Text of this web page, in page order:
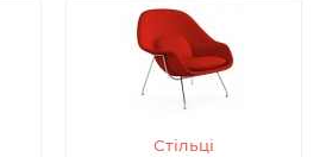
наведено в каталозі онлайн.
високою якістю та
будуть правильно служити
оселі
під дизайн приміщень,
Стільці